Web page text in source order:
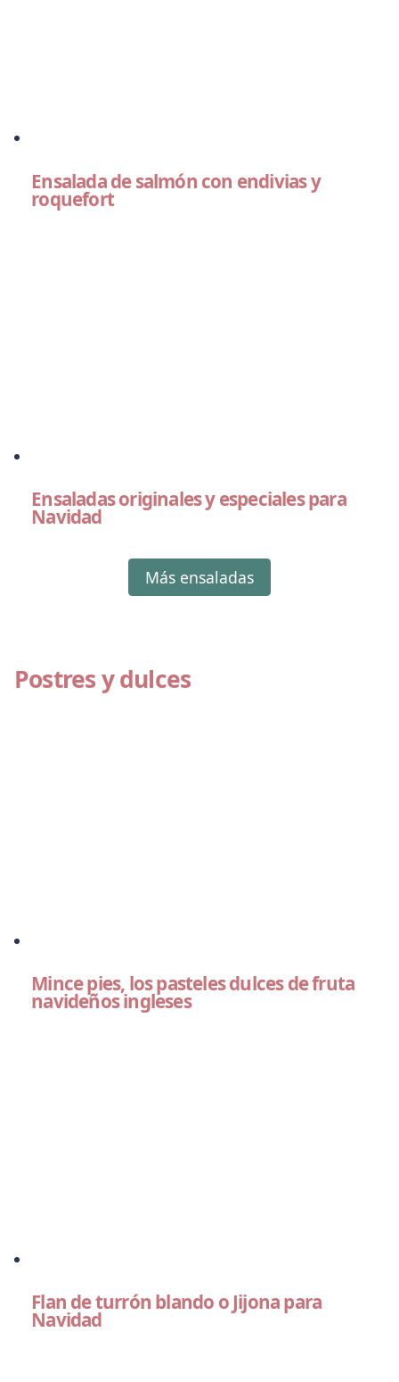
Ensalada de salmón con endivias y
roquefort
Ensaladas originales y especiales para
Navidad
Más ensaladas
Postres y dulces
Mince pies, los pasteles dulces de fruta
navideños ingleses
Flan de turrón blando o Jijona para
Navidad